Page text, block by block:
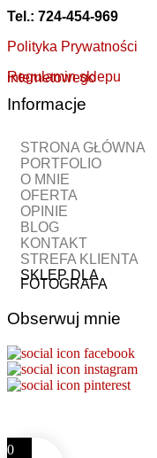
Tel.: 724-454-969
Polityka Prywatności
Regulamin sklepu internetowego
Informacje
STRONA GŁÓWNA
PORTFOLIO
O MNIE
OFERTA
OPINIE
BLOG
KONTAKT
STREFA KLIENTA
SKLEP DLA
FOTOGRAFA
Obserwuj mnie
0